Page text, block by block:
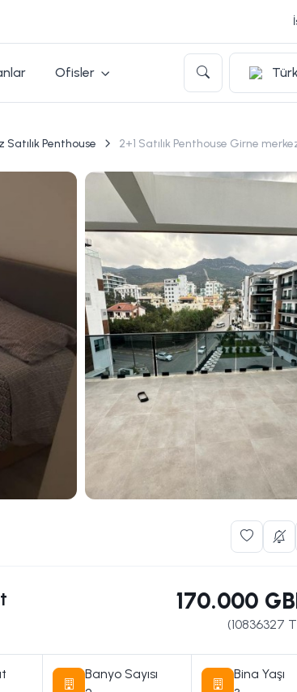
Ofisler
Satılık Penthouse 2+1 Satılık Penthouse Girne
170.000
(10836327
Banyo Sayısı
Bina Yaşı